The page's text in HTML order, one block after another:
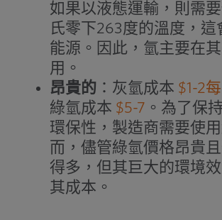
如果以液態運輸，則需
氏零下263度的溫度，這
能源。因此，氫主要在
用。
昂貴的：灰氫成本 $1-2
綠氫成本 $5-7 。為了保
環保性，製造商需要使
而，儘管綠氫價格昂貴
得多，但其巨大的環境
其成本。